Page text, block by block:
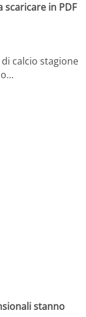
scaricare in PDF
calcio stagione
stanno